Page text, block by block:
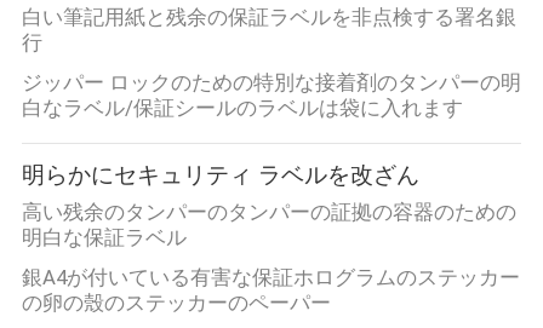
工
場
旅
行
品
質
白い筆記用紙と残余の保証ラベルを非点検する署名銀
行
ジッパー ロックのための特別な接着剤のタンパーの明
白なラベル/保証シールのラベルは袋に入れます
明らかにセキュリティ ラベルを改ざん
高い残余のタンパーのタンパーの証拠の容器のための
明白な保証ラベル
銀A4が付いている有害な保証ホログラムのステッカー
の卵の殼のステッカーのペーパー